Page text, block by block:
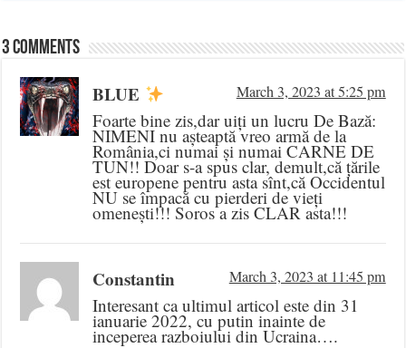
3 comments
BLUE March 3, 2023 at 5:25 pm
Foarte bine zis,dar uiți un lucru De Bază:
NIMENI nu așteaptă vreo armă de la
România,ci numai și numai CARNE DE
TUN!! Doar s-a spus clar, demult,că țările
est europene pentru asta sînt,că Occidentul
NU se împacă cu pierderi de vieți
omenești!!! Soros a zis CLAR asta!!!
Constantin March 3, 2023 at 11:45 pm
Interesant ca ultimul articol este din 31
ianuarie 2022, cu putin inainte de
inceperea razboiului din Ucraina….